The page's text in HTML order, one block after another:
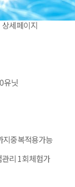
상세페이지
유닛
중복적용가능
리 1회체험가